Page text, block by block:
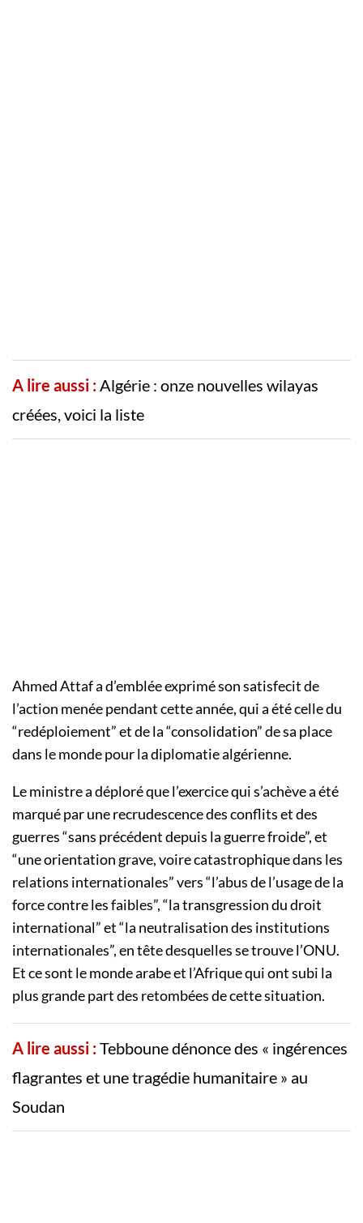
A lire aussi : Algérie : onze nouvelles wilayas
créées, voici la liste
Ahmed Attaf a d’emblée exprimé son satisfecit de
l’action menée pendant cette année, qui a été celle du
“redéploiement” et de la “consolidation” de sa place
dans le monde pour la diplomatie algérienne.
Le ministre a déploré que l’exercice qui s’achève a été
marqué par une recrudescence des conflits et des
guerres “sans précédent depuis la guerre froide”, et
“une orientation grave, voire catastrophique dans les
relations internationales” vers “l’abus de l’usage de la
force contre les faibles”, “la transgression du droit
international” et “la neutralisation des institutions
internationales”, en tête desquelles se trouve l’ONU.
Et ce sont le monde arabe et l’Afrique qui ont subi la
plus grande part des retombées de cette situation.
A lire aussi :Tebboune dénonce des « ingérences
flagrantes et une tragédie humanitaire » au
Soudan